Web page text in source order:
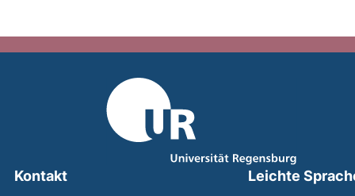
Kontakt
Leichte